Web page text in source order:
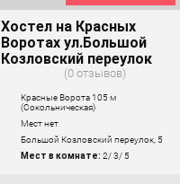
Хостел на Красных
Воротах ул.Большой
Козловский переулок
0 отзывов
Красные Ворота 105 м
(Сокольническая)
Мест нет
Большой Козловский переулок, 5
Мест в комнате: 2/ 3/ 5